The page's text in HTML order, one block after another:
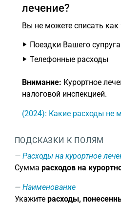
лечение?
Вы не можете списать
Поездки Вашего
Телефонные расходы
Внимание: Курортное
налоговой инспекцией.
(2024): Какие расходы не
ПОДСКАЗКИ К ПОЛЯМ
Расходы на курортное
Сумма расходов на
Наименование
Укажите расходы,